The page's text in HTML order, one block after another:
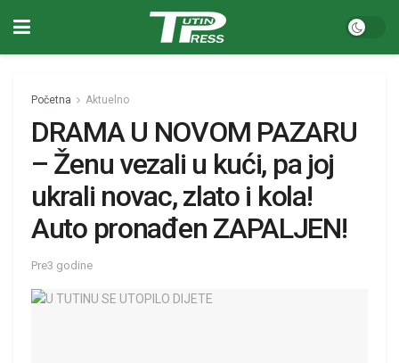
Početna Aktuelno
DRAMA U NOVOM PAZARU
– Ženu vezali u kući, pa joj
ukrali novac, zlato i kola!
Auto pronađen ZAPALJEN!
Pre3 godine